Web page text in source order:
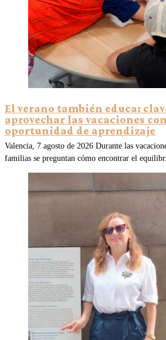
El verano también educa:
aprovechar las vacaciones
oportunidad de aprendizaje
Valencia, 7 agosto de 2026 Durante las
familias se preguntan cómo encontrar el